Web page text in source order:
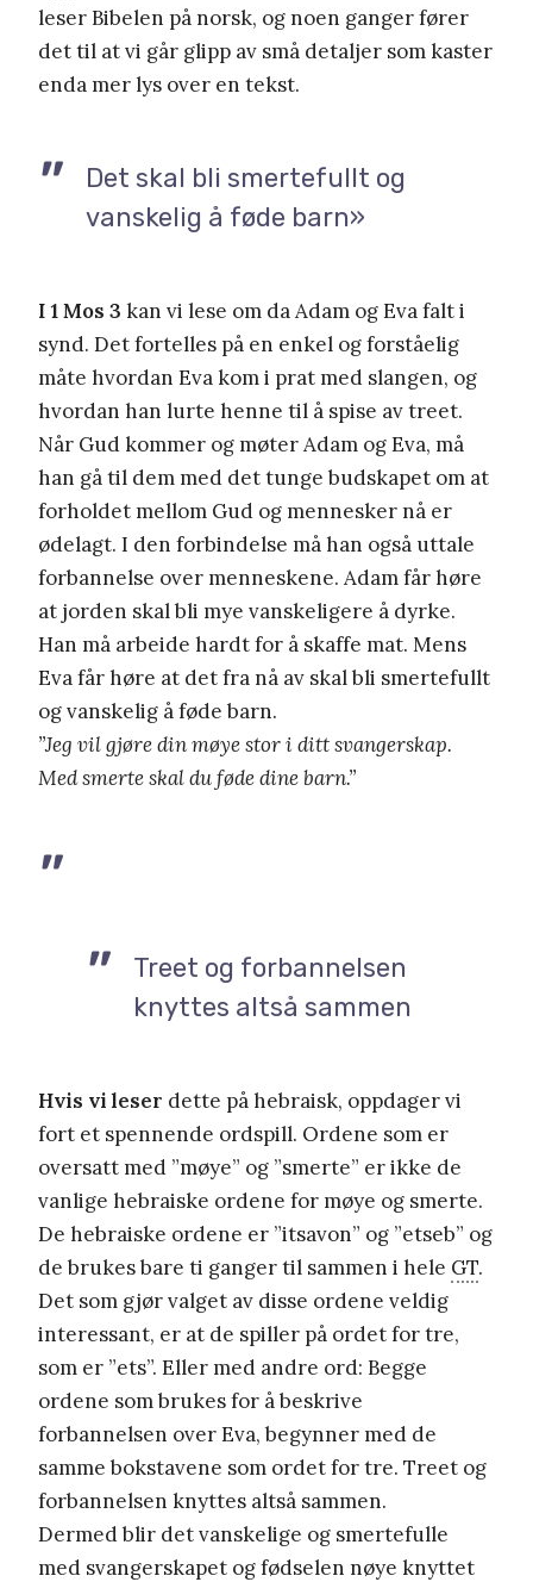
leser Bibelen på norsk, og noen ganger fører
det til at vi går glipp av små detaljer som kaster
enda mer lys over en tekst.
Det skal bli smertefullt og
vanskelig å føde barn»
I 1 Mos 3 kan vi lese om da Adam og Eva falt i
synd. Det fortelles på en enkel og forståelig
måte hvordan Eva kom i prat med slangen, og
hvordan han lurte henne til å spise av treet.
Når Gud kommer og møter Adam og Eva, må
han gå til dem med det tunge budskapet om at
forholdet mellom Gud og mennesker nå er
ødelagt. I den forbindelse må han også uttale
forbannelse over menneskene. Adam får høre
at jorden skal bli mye vanskeligere å dyrke.
Han må arbeide hardt for å skaffe mat. Mens
Eva får høre at det fra nå av skal bli smertefullt
og vanskelig å føde barn.
”Jeg vil gjøre din møye stor i ditt svangerskap.
Med smerte skal du føde dine barn.”
Treet og forbannelsen
knyttes altså sammen
Hvis vi leser dette på hebraisk, oppdager vi
fort et spennende ordspill. Ordene som er
oversatt med ”møye” og ”smerte” er ikke de
vanlige hebraiske ordene for møye og smerte.
De hebraiske ordene er ”itsavon” og ”etseb” og
de brukes bare ti ganger til sammen i hele GT.
Det som gjør valget av disse ordene veldig
interessant, er at de spiller på ordet for tre,
som er ”ets”. Eller med andre ord: Begge
ordene som brukes for å beskrive
forbannelsen over Eva, begynner med de
samme bokstavene som ordet for tre. Treet og
forbannelsen knyttes altså sammen.
Dermed blir det vanskelige og smertefulle
med svangerskapet og fødselen nøye knyttet